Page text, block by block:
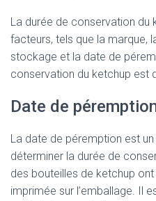
La durée de conservation du
facteurs, tels que la marque,
stockage et la date de
conservation du ketchup est
Date de
La date de péremption est
déterminer la durée de
des bouteilles de ketchup
imprimée sur l’emballage. Il